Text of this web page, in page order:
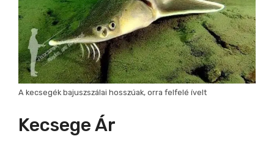
A kecsegék bajuszszálai hosszúak, orra felfelé ívelt
Kecsege Ár